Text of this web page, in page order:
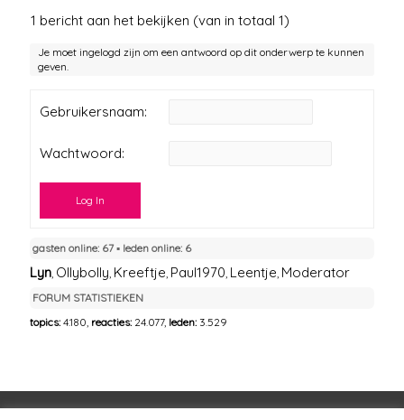
1 bericht aan het bekijken (van in totaal 1)
Je moet ingelogd zijn om een antwoord op dit onderwerp te kunnen
geven.
Gebruikersnaam:
Wachtwoord:
Log In
gasten online: 67 ▪︎ leden online: 6
Lyn Ollybolly Kreeftje Paul1970 Leentje Moderator
FORUM STATISTIEKEN
topics:4.180, reacties: 24.077, leden: 3.529